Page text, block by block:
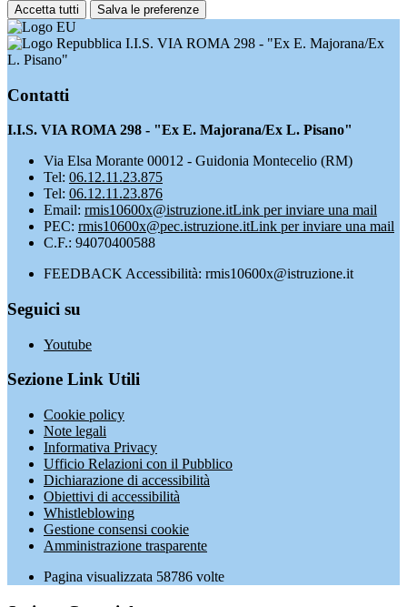
Accetta tutti Salva le preferenze
I.I.S. VIA ROMA 298 - "Ex E. Majorana/Ex
L. Pisano"
Contatti
I.I.S. VIA ROMA 298 - "Ex E. Majorana/Ex L. Pisano"
Via Elsa Morante 00012 - Guidonia Montecelio (RM)
Tel: 06.12.11.23.875
Tel: 06.12.11.23.876
Email: rmis10600x@istruzione.itLink per inviare una mail
PEC: rmis10600x@pec.istruzione.itLink per inviare una mail
C.F.: 94070400588
FEEDBACK Accessibilità: rmis10600x@istruzione.it
Seguici su
Youtube
Sezione Link Utili
Cookie policy
Note legali
Informativa Privacy
Ufficio Relazioni con il Pubblico
Dichiarazione di accessibilità
Obiettivi di accessibilità
Whistleblowing
Gestione consensi cookie
Amministrazione trasparente
Pagina visualizzata 58786 volte